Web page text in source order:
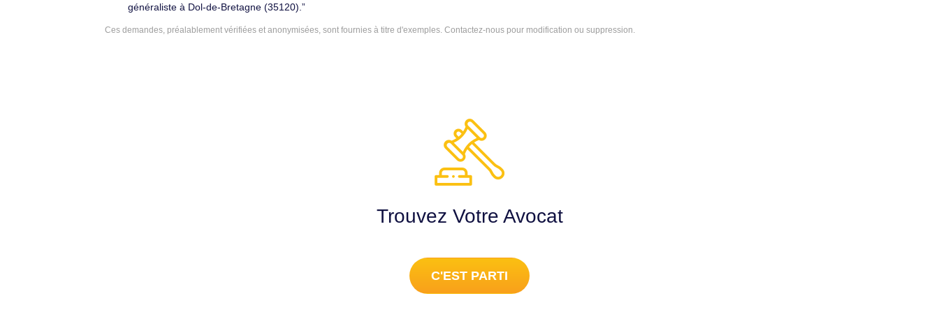
généraliste à Dol-de-Bretagne (35120).
Ces demandes, préalablement vérifiées et anonymisées, sont fournies à titre d'exemples. Contactez-nous pour modification ou suppression.
Trouvez Votre Avocat
C'EST PARTI